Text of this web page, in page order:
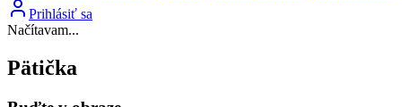
Prihlásiť sa
Načítavam...
Pätička